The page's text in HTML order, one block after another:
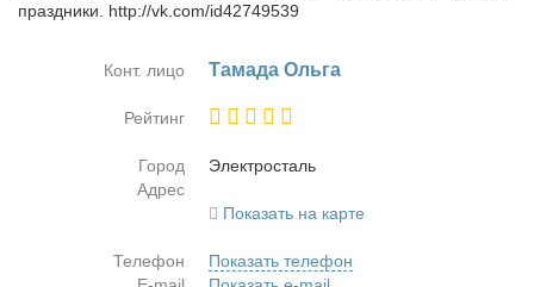
праздники. http://vk.com/id42749539
Конт. лицо Та­ма­да Оль­га
Рейтинг
Город
Элек­тро­сталь
Адрес
Показать на карте
Телефон
Показать телефон